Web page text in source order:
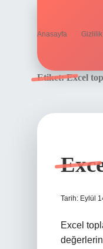
Anasayfa Gizlilik
Etiket:Excel
Tarih: Eylül
Excel
değerlerin